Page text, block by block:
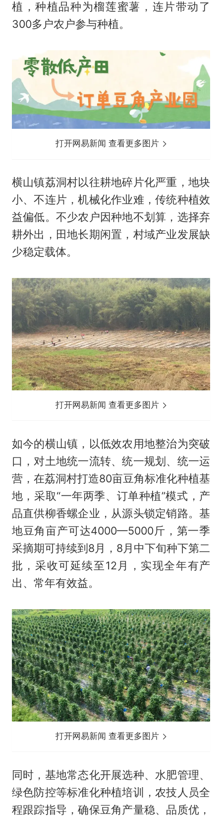
植，种植品种为榴莲蜜薯，连片带动了
300多户农户参与种植。
打开网易新闻 查看更多图片
横山镇荔洞村以往耕地碎片化严重，地块
小、不连片，机械化作业难，传统种植效
益偏低。不少农户因种地不划算，选择弃
耕外出，田地长期闲置，村域产业发展缺
少稳定载体。
打开网易新闻 查看更多图片
如今的横山镇，以低效农用地整治为突破
口，对土地统一流转、统一规划、统一运
营，在荔洞村打造80亩豆角标准化种植基
地，采取“一年两季、订单种植”模式，产
品直供柳香螺企业，从源头锁定销路。基
地豆角亩产可达4000—5000斤，第一季
采摘期可持续到8月，8月中下旬种下第二
批，采收可延续至12月，实现全年有产
出、常年有效益。
打开网易新闻 查看更多图片
同时，基地常态化开展选种、水肥管理、
绿色防控等标准化种植培训，农技人员全
程跟踪指导，确保豆角产量稳、品质优，